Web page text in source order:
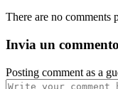
There are no comments
Invia un commento
Posting comment as a